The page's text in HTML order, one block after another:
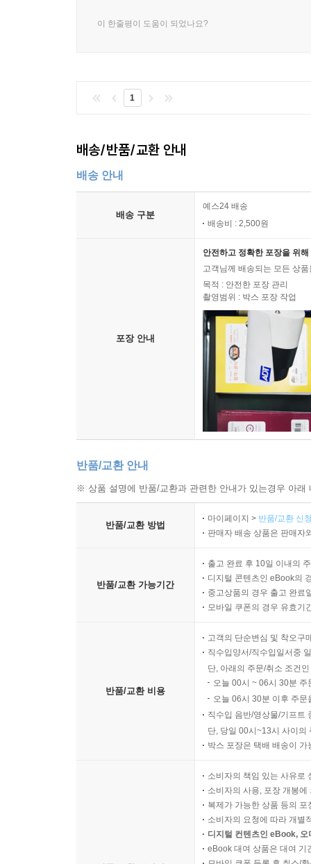
이 한줄평이 도움이 되었나요?
1
배송/반품/교환 안내
배송 안내
배송 구분
예스24 배송
배송비 : 2,500원
포장 안내
안전하고 정확한 포장을 위
고객님께 배송되는 모든 상
목적 : 안전한 포장 관리
촬영범위 : 박스 포장 작업
반품/교환 안내
※ 상품 설명에 반품/교환과 관련한 안내가 있는경우 아
반품/교환 방법
마이페이지 > 반품/교환 신
판매자 배송 상품은 판매자
반품/교환 가능기간
출고 완료 후 10일 이내의
디지털 콘텐츠인 eBook의
중고상품의 경우 출고 완료
모바일 쿠폰의 경우 유효기
반품/교환 비용
고객의 단순변심 및 착오구
직수입양서/직수입일서중
단, 아래의 주문/취소 조건
오늘 00시 ~ 06시 30분
오늘 06시 30분 이후 주
직수입 음반/영상물/기프트
단, 당일 00시~13시 사이의
박스 포장은 택배 배송이
소비자의 책임 있는 사유로
소비자의 사용, 포장 개봉
복제가 가능한 상품 등의
소비자의 요청에 따라 개별
디지털 컨텐츠인 eBook,
eBook 대여 상품은 대여 기